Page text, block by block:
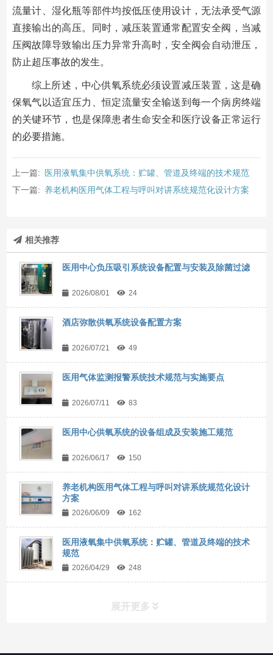
流量计、湿化瓶等部件均按低压使用设计，无法承受气源
直接输出的高压。同时，减压装置通常配置安全阀，当减
压阀故障导致输出压力异常升高时，安全阀会自动泄压，
防止超压事故的发生。
综上所述，中心供氧系统必须设置减压装置，这是确
保氧气以适宜压力、恒定流量安全输送到每一个病房终端
的关键环节，也是保障患者生命安全和医疗设备正常运行
的必要措施。
上一篇:
医用液氧集中供氧系统：贮罐、管道及终端的技术规范
下一篇: 养老机构医用气体工程与呼叫对讲系统规范化设计方案
相关推荐
医用中心负压吸引系统设备配置与安装及除菌过滤
2026/08/01 24
酒店弥散供氧系统设备配置方案
2026/07/21 49
医用气体监测报警系统技术规范与实施要点
2026/07/11 83
医用中心供氧系统的设备组成及安装施工规范
2026/06/17 150
养老机构医用气体工程与呼叫对讲系统规范化设计
方案
2026/06/09 162
医用液氧集中供氧系统：贮罐、管道及终端的技术
规范
2026/04/29 248
展开更多